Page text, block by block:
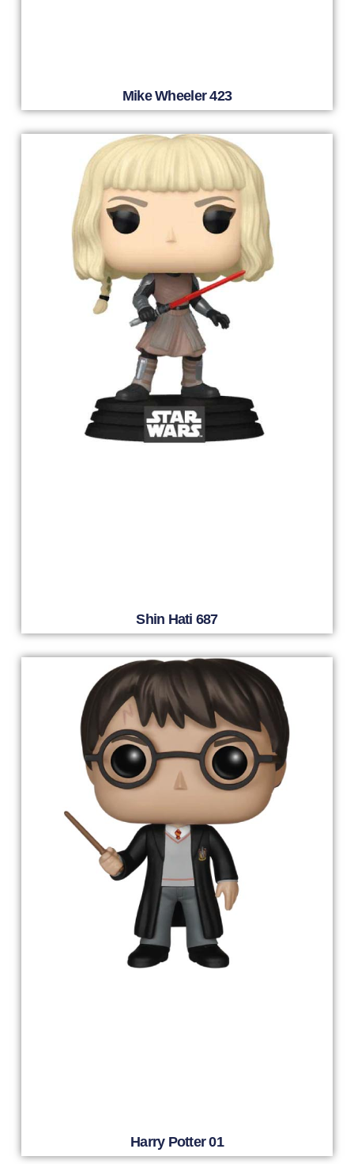
Mike Wheeler 423
Shin Hati 687
Harry Potter 01